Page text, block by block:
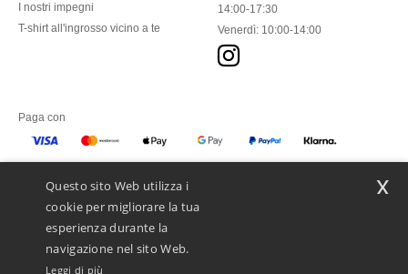
I nostri impegni
T-shirt all'ingrosso vicino a te
14:00-17:30
Venerdì: 10:00-14:00
Paga con
Spediamo con
Questo sito Web utilizza i
cookie per migliorare la tua
esperienza durante la
navigazione nel sito Web.
Leggi di più
x